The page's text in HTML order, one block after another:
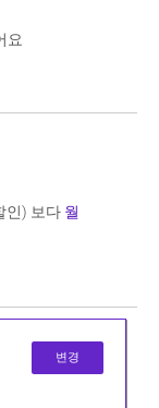
요
인) 보다 월
변경